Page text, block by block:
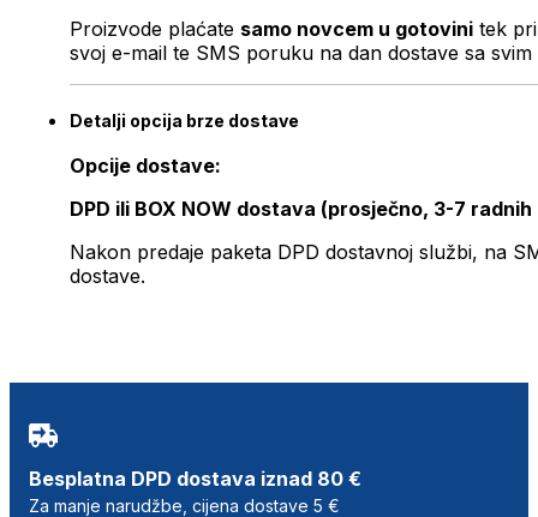
Proizvode plaćate samo novcem u gotovini tek
svoj e-mail te SMS poruku na dan dostave sa svim
Detalji opcija brze dostave
Opcije dostave:
DPD ili BOX NOW dostava (prosječno, 3-7 radnih
Nakon predaje paketa DPD dostavnoj službi, na
dostave.
Besplatna DPD dostava iznad 80 €
Za manje narudžbe, cijena dostave 5 €